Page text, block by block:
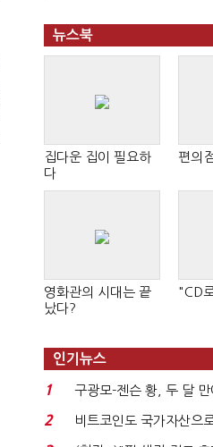
뉴스북
집다운 집이 필요하
다
편의
영화관의 시대는 끝
났다?
"CD
인기뉴스
1
구광모-젠슨 황, 두 달
로봇·AI 등 논...
2
비트코인도 국가자산으
처분' 기준은 ...